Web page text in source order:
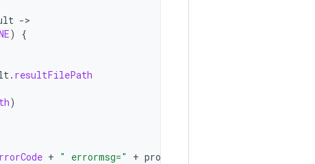
-
)
{
. resultFilePath
)
+ " errormsg=" + profilingResult